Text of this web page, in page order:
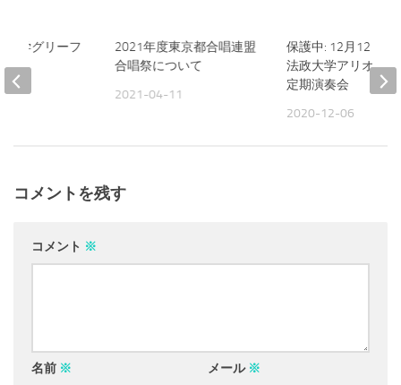
2021年度東京都合唱連盟
合唱祭について
2021-04-11
保護中: 12月12日第
法政大学アリオン
定期演奏会
2020-12-06
大学グリーフ
ル
コメントを残す
コメント ※
名前 ※ メール ※